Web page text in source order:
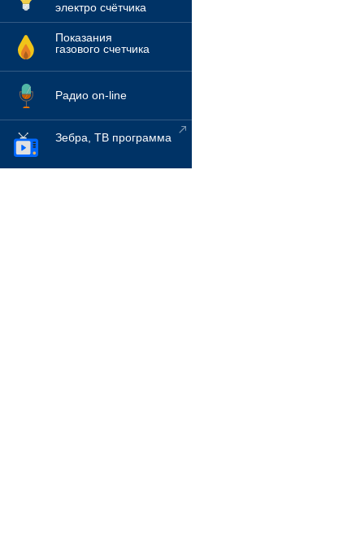
электро счётчика
Показания
газового счетчика
Радио on-line
Зебра, ТВ программа